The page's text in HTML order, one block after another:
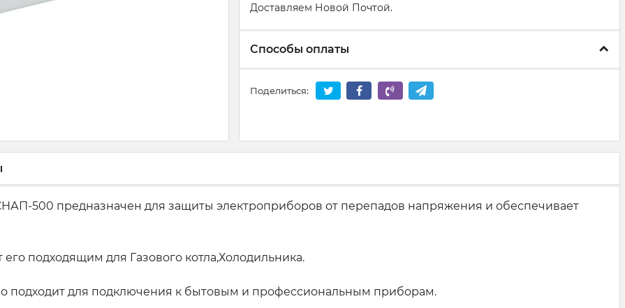
Доставляем Новой Почтой.
Способы оплаты
Поделиться:
500 предназначен для защиты электроприборов от перепадов напряжения и обеспечивает
подходящим для Газового котла,Холодильника.
подходит для подключения к бытовым и профессиональным приборам.